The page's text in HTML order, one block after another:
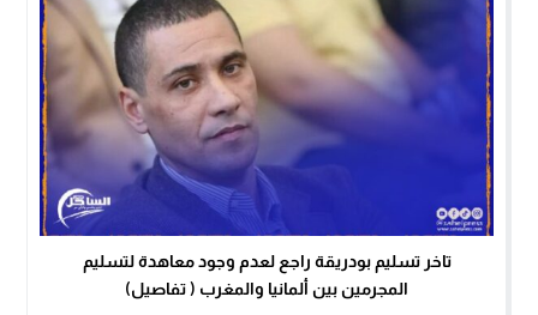
تاخر تسليم بودريقة راجع لعدم وجود معاهدة لتسليم
المجرمين بين ألمانيا والمغرب ( تفاصيل)